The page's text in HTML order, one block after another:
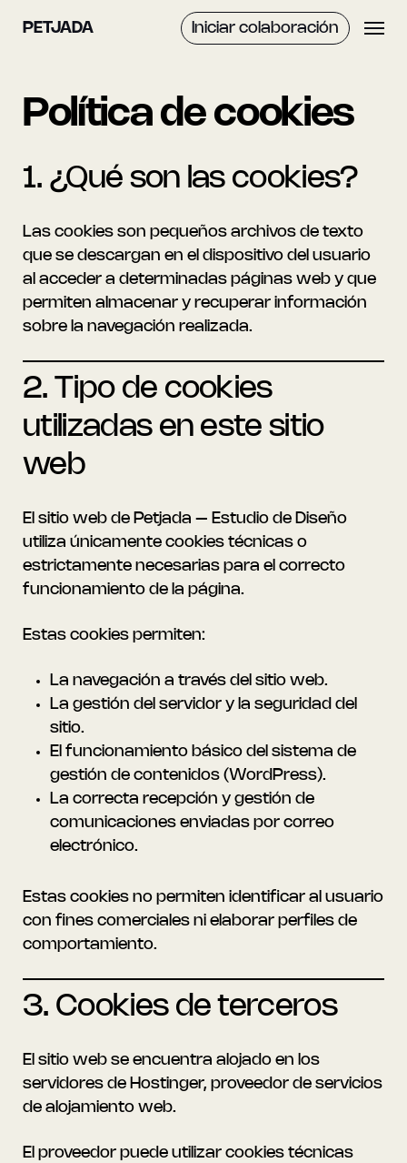
PETJADA Iniciar colaboración
Política de cookies
1. ¿Qué son las cookies?
Las cookies son pequeños archivos de texto
que se descargan en el dispositivo del usuario
al acceder a determinadas páginas web y que
permiten almacenar y recuperar información
sobre la navegación realizada.
2. Tipo de cookies
utilizadas en este sitio
web
El sitio web de Petjada – Estudio de Diseño
utiliza únicamente cookies técnicas o
estrictamente necesarias para el correcto
funcionamiento de la página.
Estas cookies permiten:
La navegación a través del sitio web.
La gestión del servidor y la seguridad del
sitio.
El funcionamiento básico del sistema de
gestión de contenidos (WordPress).
La correcta recepción y gestión de
comunicaciones enviadas por correo
electrónico.
Estas cookies no permiten identificar al usuario
con fines comerciales ni elaborar perfiles de
comportamiento.
3. Cookies de terceros
El sitio web se encuentra alojado en los
servidores de Hostinger, proveedor de servicios
de alojamiento web.
El proveedor puede utilizar cookies técnicas